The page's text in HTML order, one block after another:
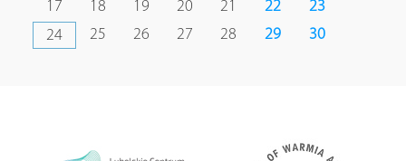
17 18 19 20 21 22
23
24
25 26 27 28 29 30